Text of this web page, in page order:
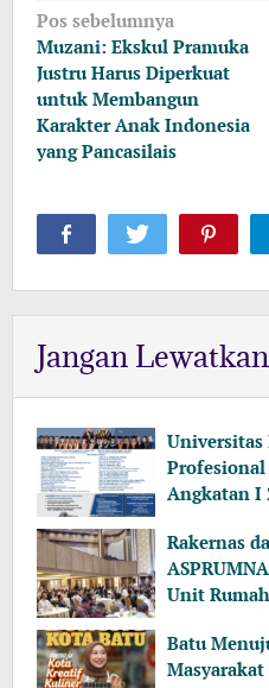
Navigasi
pos
Pos sebelumnya
Muzani: Ekskul Pramuka
Justru Harus Diperkuat
untuk Membangun
Karakter Anak Indonesia
yang Pancasilais
Jangan Lewatkan
Universitas
Profesional
Angkatan I
Rakernas
Unit
Batu